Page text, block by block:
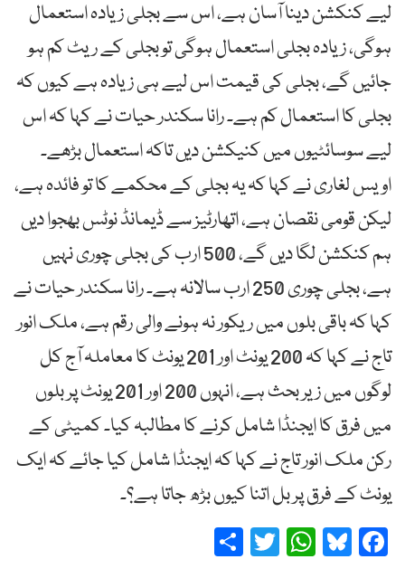
لیے کنکشن دینا آسان ہے، اس سے بجلی زیادہ استعمال
ہوگی، زیادہ بجلی استعمال ہوگی تو بجلی کے ریٹ کم ہو
جائیں گے، بجلی کی قیمت اس لیے ہی زیادہ ہے کیوں کہ
بجلی کا استعمال کم ہے۔ رانا سکندر حیات نے کہا کہ اس
لیے سوسائٹیوں میں کنیکشن دیں تاکہ استعمال بڑھے۔
اویس لغاری نے کہا کہ یہ بجلی کے محکمے کا تو فائدہ ہے،
لیکن قومی نقصان ہے، اتھارٹیز سے ڈیمانڈ نوٹس بھجوا دیں
ہم کنکشن لگا دیں گے، 500 ارب کی بجلی چوری نہیں
ہے، بجلی چوری 250 ارب سالانہ ہے۔ رانا سکندر حیات نے
کہا کہ باقی بلوں میں ریکور نہ ہونے والی رقم ہے، ملک انور
تاج نے کہا کہ 200 یونٹ اور 201 یونٹ کا معاملہ آج کل
لوگوں میں زیر بحث ہے، انہوں 200 اور 201 یونٹ پر بلوں
میں فرق کا ایجنڈا شامل کرنے کا مطالبہ کیا۔ کمیٹی کے
رکن ملک انور تاج نے کہا کہ ایجنڈا شامل کیا جائے کہ ایک
یونٹ کے فرق پر بل اتنا کیوں بڑھ جاتا ہے؟۔
Facebook
Bluesky
WhatsApp
Twitter